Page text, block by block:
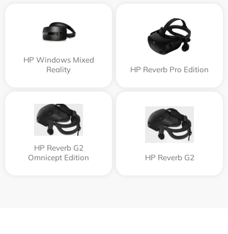
HP Windows Mixed
Reality
HP Reverb Pro Edition
HP Reverb G2
Omnicept Edition
HP Reverb G2